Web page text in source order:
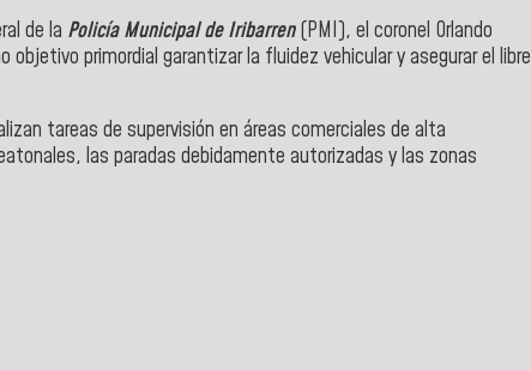
de la Policía Municipal de Iribarren(PMI), el coronel Orlando
primordial garantizar la fluidez vehicular y asegurar el libre
tareas de supervisión en áreas comerciales de alta
las paradas debidamente autorizadas y las zonas